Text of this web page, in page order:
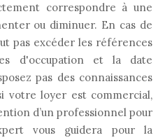
correspondre à une
ou diminuer. En cas de
pas excéder les références
d'occupation et la date
pas des connaissances
votre loyer est commercial,
d’un professionnel pour
vous guidera pour la